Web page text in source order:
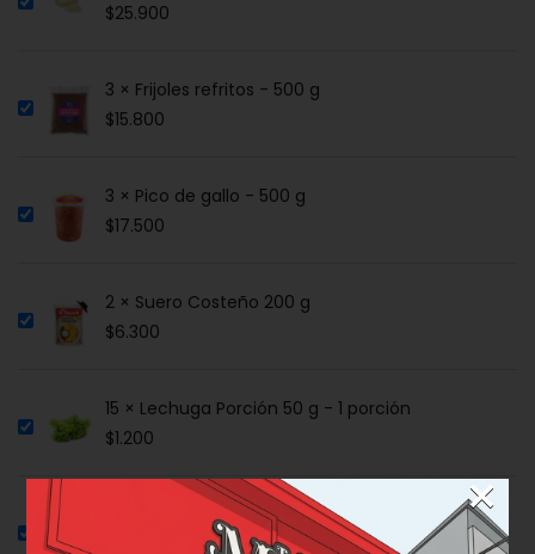
$25.900
3 × Frijoles refritos - 500 g
$15.800
3 × Pico de gallo - 500 g
$17.500
2 × Suero Costeño 200 g
$6.300
15 × Lechuga Porción 50 g - 1 porción
$1.200
2 × Jalapeños Encurtidos - 133 ml
×